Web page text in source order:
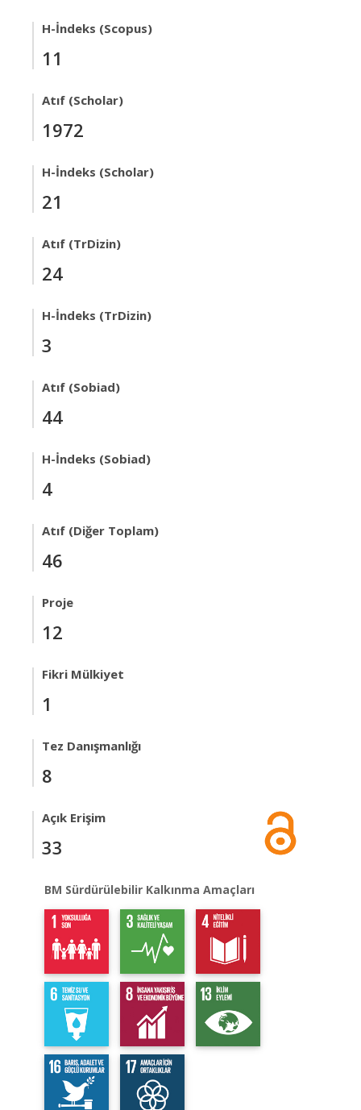
H-İndeks (Scopus)
11
Atıf (Scholar)
1972
H-İndeks (Scholar)
21
Atıf (TrDizin)
24
H-İndeks (TrDizin)
3
Atıf (Sobiad)
44
H-İndeks (Sobiad)
4
Atıf (Diğer Toplam)
46
Proje
12
Fikri Mülkiyet
1
Tez Danışmanlığı
8
Açık Erişim
33
BM Sürdürülebilir Kalkınma Amaçları